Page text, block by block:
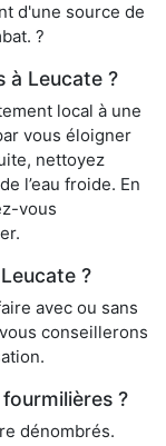
d'une source de
?
à Leucate ?
local à une
vous éloigner
nettoyez
l’eau froide. En
vous
?
avec ou sans
conseillerons
?
dénombrés.